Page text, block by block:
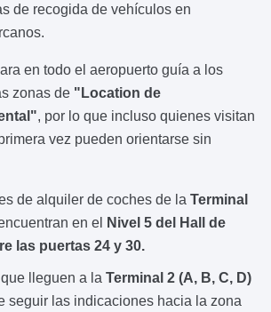
de recogida de vehículos en
en todo el aeropuerto guía a los
zonas de "Location de
, por lo que incluso quienes visitan
vez pueden orientarse sin
de alquiler de coches de la Terminal
en el
Nivel 5 del Hall de
las puertas 24 y 30.
lleguen a la Terminal 2 (A, B, C, D)
seguir las indicaciones hacia la zona